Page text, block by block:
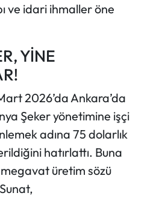
ve idari ihmaller öne
YİNE
2026’da Ankara’da
Şeker yönetimine işçi
adına 75 dolarlık
hatırlattı. Buna
megavat üretim sözü